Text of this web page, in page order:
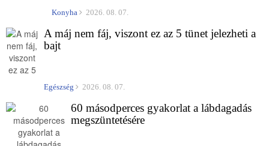
Konyha 2026. 08. 07.
A máj nem fáj, viszont ez az 5 tünet jelezheti a
bajt
Egészség 2026. 08. 07.
60 másodperces gyakorlat a lábdagadás
megszüntetésére